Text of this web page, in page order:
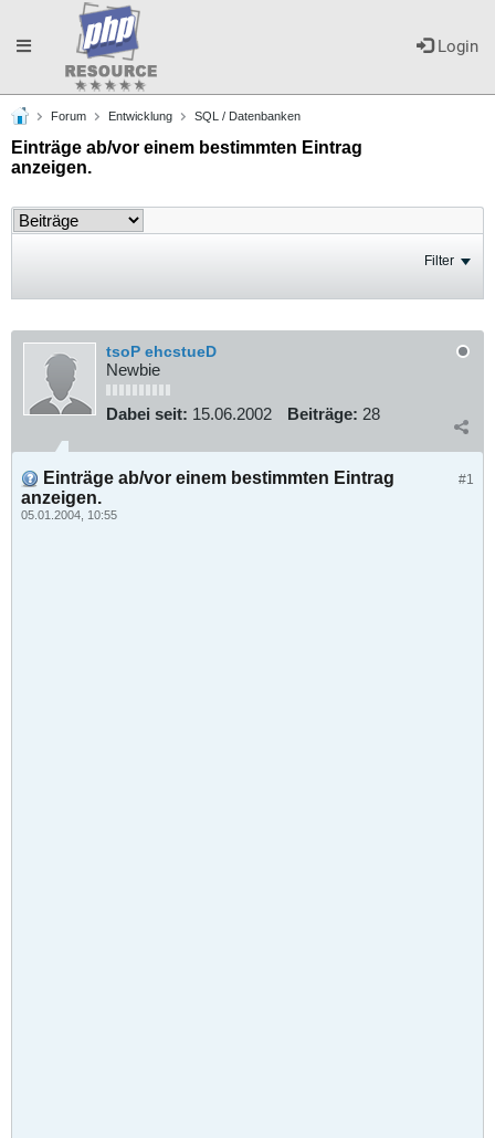
Login
Toggle
navigation
Forum Entwicklung SQL / Datenbanken
Einträge ab/vor einem bestimmten Eintrag
anzeigen.
Filter
tsoP ehcstueD
Newbie
Dabei seit: 15.06.2002 Beiträge: 28
#1
Einträge ab/vor einem bestimmten Eintrag
anzeigen.
05.01.2004, 10:55